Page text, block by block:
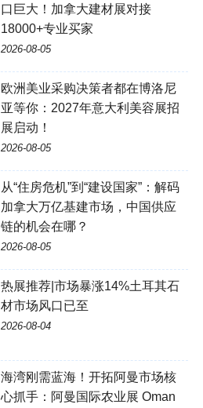
口巨大！加拿大建材展对接
18000+专业买家
2026-08-05
欧洲美业采购决策者都在博洛尼
亚等你：2027年意大利美容展招
展启动！
2026-08-05
从“住房危机”到“建设国家”：解码
加拿大万亿基建市场，中国供应
链的机会在哪？
2026-08-05
热展推荐|市场暴涨14%土耳其石
材市场风口已至
2026-08-04
海湾刚需蓝海！开拓阿曼市场核
心抓手：阿曼国际农业展 Oman